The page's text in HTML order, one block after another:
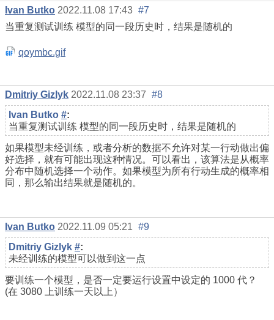
Ivan Butko 2022.11.08 17:43 #7
当重复测试训练 模型的同一段历史时，结果是随机的
qoymbc.gif
Dmitriy Gizlyk 2022.11.08 23:37 #8
Ivan Butko #:
当重复测试训练 模型的同一段历史时，结果是随机的
如果模型未经训练，或者分析的数据不允许对某一行动做出偏
好选择，就有可能出现这种情况。可以看出，该算法是从概率
分布中随机选择一个动作。如果模型为所有行动生成的概率相
同，那么输出结果就是随机的。
Ivan Butko 2022.11.09 05:21 #9
Dmitriy Gizlyk #:
未经训练的模型可以做到这一点
要训练一个模型，是否一定要运行设置中设定的 1000 代？
(在 3080 上训练一天以上）